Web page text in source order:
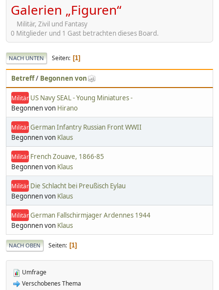
Galerien „Figuren“
Militär, Zivil und Fantasy
0 Mitglieder und 1 Gast betrachten dieses Board.
NACH UNTEN Seiten 1
Betreff/ Begonnen von
Militär US Navy SEAL - Young Miniatures -
Begonnen von Hirano
MilitärGerman Infantry Russian Front WWII
Begonnen von Klaus
Militär French Zouave, 1866-85
Begonnen von Klaus
Militär Die Schlacht bei Preußisch Eylau
Begonnen von Klaus
MilitärGerman Fallschirmjager Ardennes 1944
Begonnen von Klaus
NACH OBEN Seiten 1
Umfrage
Verschobenes Thema